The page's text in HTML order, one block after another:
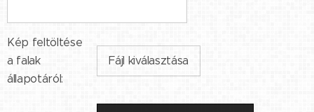
Kép feltöltése
a falak
állapotáról:
Fájl kiválasztása